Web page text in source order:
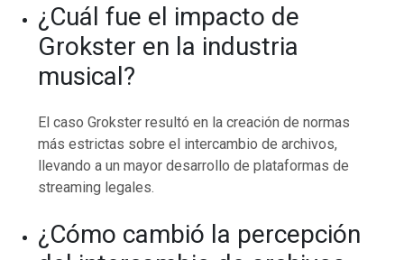
¿Cuál fue el impacto de
Grokster en la industria
musical?
El caso Grokster resultó en la creación de normas
más estrictas sobre el intercambio de archivos,
llevando a un mayor desarrollo de plataformas de
streaming legales.
¿Cómo cambió la percepción